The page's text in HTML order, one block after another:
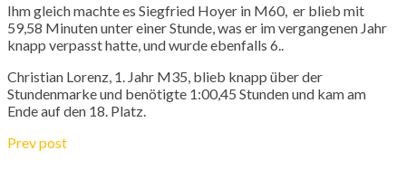
Ihm gleich machte es Siegfried Hoyer in M60, er blieb mit
59,58 Minuten unter einer Stunde, was er im vergangenen Jahr
knapp verpasst hatte, und wurde ebenfalls 6..
Christian Lorenz, 1. Jahr M35, blieb knapp über der
Stundenmarke und benötigte 1:00,45 Stunden und kam am
Ende auf den 18. Platz.
Prev post